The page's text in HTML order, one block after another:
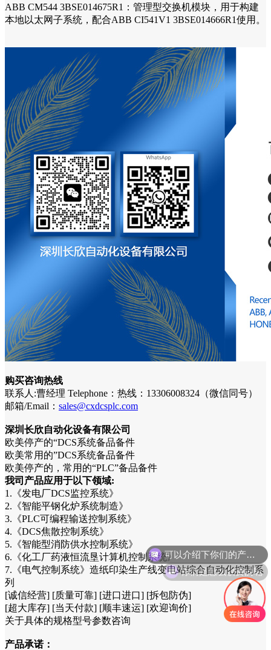
ABB CM544 3BSE014675R1：管理型交换机模块，用于构建
本地以太网子系统，配合ABB CI541V1 3BSE014666R1使用。
购买咨询热线
联系人:曹经理 Telephone：热线：13306008324（微信同号）
邮箱/Email： sales@cxdcsplc.com
深圳长欣自动化设备有限公司
欧美停产的“DCS系统备品备件
欧美常用的”DCS系统备品备件
欧美停产的，常用的“PLC”备品备件
我司产品应用于以下领域:
1.《发电厂DCS监控系统》
2.《智能平钢化炉系统制造》
3.《PLC可编程输送控制系统》
4.《DCS焦散控制系统》
5.《智能型消防供水控制系统》
6.《化工厂药液恒流垦计算机控制系统》
7.《电气控制系统》造纸印染生产线变电站综合自动化控制系
列
[诚信经营] [质量可靠] [进口进口] [拆包防伪]
[超大库存] [当天付款] [顺丰速运] [欢迎询价]
关于具体的规格型号参数咨询
产品承诺：
你们是怎么收费的呢